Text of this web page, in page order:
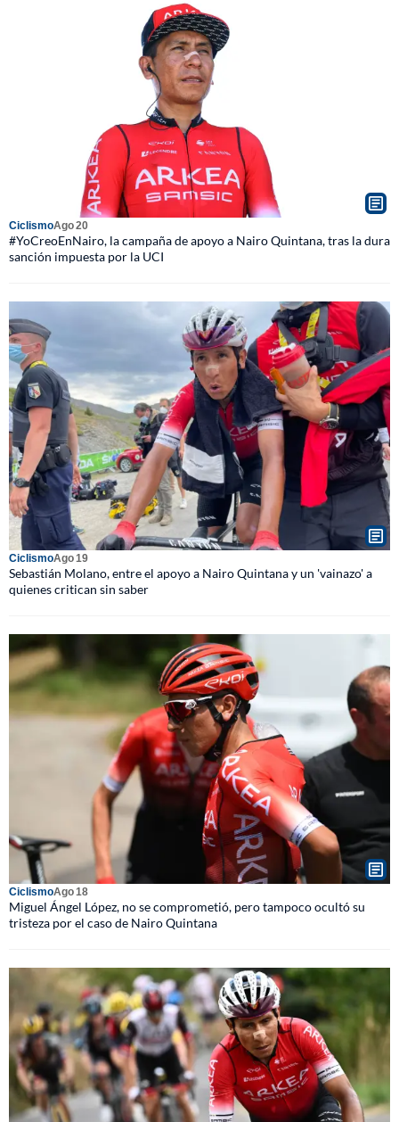
CiclismoAgo 20
#YoCreoEnNairo, la campaña de apoyo a Nairo Quintana, tras la dura
sanción impuesta por la UCI
CiclismoAgo 19
Sebastián Molano, entre el apoyo a Nairo Quintana y un 'vainazo' a
quienes critican sin saber
CiclismoAgo 18
Miguel Ángel López, no se comprometió, pero tampoco ocultó su
tristeza por el caso de Nairo Quintana